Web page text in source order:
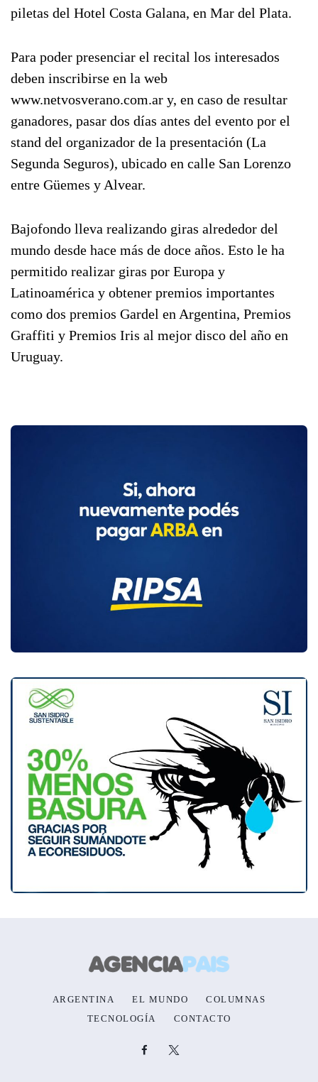
piletas del Hotel Costa Galana, en Mar del Plata.
Para poder presenciar el recital los interesados
deben inscribirse en la web
www.netvosverano.com.ar y, en caso de resultar
ganadores, pasar dos días antes del evento por el
stand del organizador de la presentación (La
Segunda Seguros), ubicado en calle San Lorenzo
entre Güemes y Alvear.
Bajofondo lleva realizando giras alrededor del
mundo desde hace más de doce años. Esto le ha
permitido realizar giras por Europa y
Latinoamérica y obtener premios importantes
como dos premios Gardel en Argentina, Premios
Graffiti y Premios Iris al mejor disco del año en
Uruguay.
ARGENTINA EL MUNDO
COLUMNAS
TECNOLOGÍA
CONTACTO